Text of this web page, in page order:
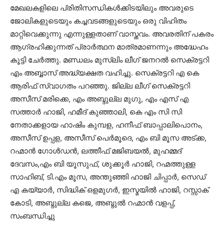
മേഖലകളിലെ പ്രിതിസന്ധികൾക്കിടയിലും അവരുടെ
ജോലികളുടെയും കച്ചവടങ്ങളുടെയും ഒരു വിഹിതം
മാറ്റിവെക്കുന്നു എന്നുള്ളതാണ് വാസ്തവം. അവരതിന് പകരം
ആഗ്രഹിക്കുന്നത് പ്രാർത്ഥന മാത്രമാണന്നും അദ്ധേഹം
കൂട്ടി ചേർത്തു. മണ്ഡലം മുസ്ലിം ലീഗ് ജനറൽ സെക്രട്ടറി
എം അബ്ബാസ് അദ്ധ്യക്ഷത വഹിച്ചു. സെക്രട്ടറി എ കെ
ആരിഫ് സ്വാഗതം പറഞ്ഞു. ജില്ല ലീഗ് സെക്രട്ടറി
അസീസ് മരിക്കെ, എം അബ്ദുല്ല മുഗു, എം എസ് എ
സത്താർ ഹാജി, ഹമീദ് കുഞ്ഞാലി, കെ എം സി സി
നേതാക്കളായ ഹാഷിം കുമ്പള, ഹനീഫ് ബാപ്പാലിപൊനം,
അസീസ് ഉപ്പള, അസീസ് പെർമൂദെ, എം ബി മൂസ അട്ക്ക,
റഹ്മാൻ ഗോൾഡൻ, ലത്തീഫ് മജിബയൽ, മുഹമ്മദ്
ദേവസം,എം ബി യൂസുഫ്, ശുക്കൂർ ഹാജി, റഹ്മത്തുള്ള
സാഹിബ്, ടി.എം മൂസ, അന്തുഞ്ഞി ഹാജി ചിപ്പാർ, സെഡ്
എ കയ്യാർ, സിദ്ധിക് ഒളമുഗർ, ഇസ്മയിൽ ഹാജി, റസ്സാക്
കോടി, അബ്ദുല്ല കജെ, അബ്ദുൽ റഹ്മാൻ വളപ്പ്,
സംബന്ധിച്ചു